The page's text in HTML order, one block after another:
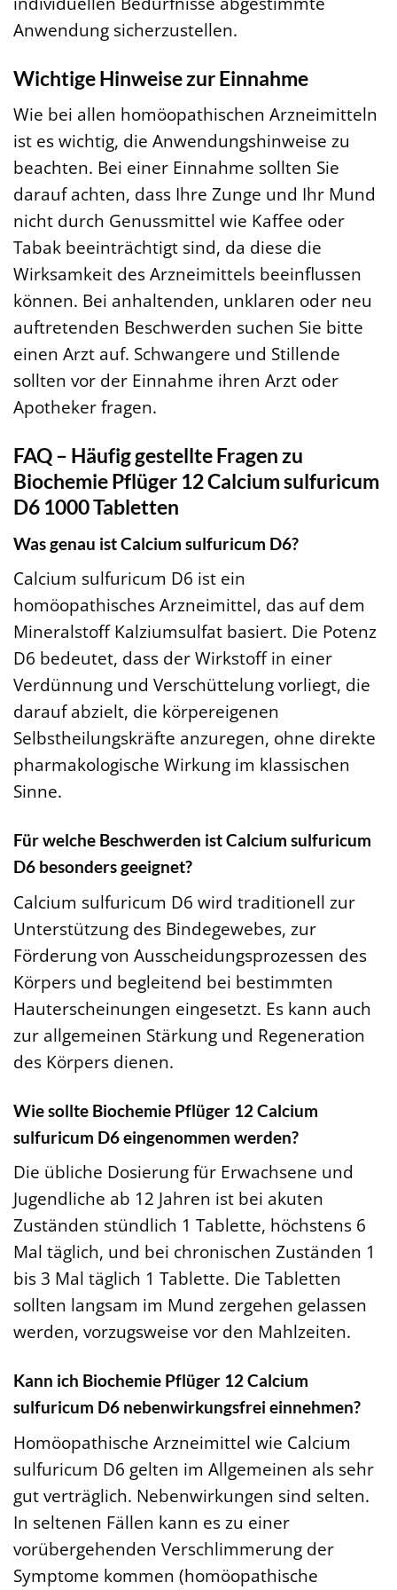
Anwendung sicherzustellen.
Wichtige Hinweise zur Einnahme
Wie bei allen homöopathischen Arzneimitteln
ist es wichtig, die Anwendungshinweise zu
beachten. Bei einer Einnahme sollten Sie
darauf achten, dass Ihre Zunge und Ihr Mund
nicht durch Genussmittel wie Kaffee oder
Tabak beeinträchtigt sind, da diese die
Wirksamkeit des Arzneimittels beeinflussen
können. Bei anhaltenden, unklaren oder neu
auftretenden Beschwerden suchen Sie bitte
einen Arzt auf. Schwangere und Stillende
sollten vor der Einnahme ihren Arzt oder
Apotheker fragen.
FAQ – Häufig gestellte Fragen zu
Biochemie Pflüger 12 Calcium sulfuricum
D6 1000 Tabletten
Was genau ist Calcium sulfuricum D6?
Calcium sulfuricum D6 ist ein
homöopathisches Arzneimittel, das auf dem
Mineralstoff Kalziumsulfat basiert. Die Potenz
D6 bedeutet, dass der Wirkstoff in einer
Verdünnung und Verschüttelung vorliegt, die
darauf abzielt, die körpereigenen
Selbstheilungskräfte anzuregen, ohne direkte
pharmakologische Wirkung im klassischen
Sinne.
Für welche Beschwerden ist Calcium sulfuricum
D6 besonders geeignet?
Calcium sulfuricum D6 wird traditionell zur
Unterstützung des Bindegewebes, zur
Förderung von Ausscheidungsprozessen des
Körpers und begleitend bei bestimmten
Hauterscheinungen eingesetzt. Es kann auch
zur allgemeinen Stärkung und Regeneration
des Körpers dienen.
Wie sollte Biochemie Pflüger 12 Calcium
sulfuricum D6 eingenommen werden?
Die übliche Dosierung für Erwachsene und
Jugendliche ab 12 Jahren ist bei akuten
Zuständen stündlich 1 Tablette, höchstens 6
Mal täglich, und bei chronischen Zuständen 1
bis 3 Mal täglich 1 Tablette. Die Tabletten
sollten langsam im Mund zergehen gelassen
werden, vorzugsweise vor den Mahlzeiten.
Kann ich Biochemie Pflüger 12 Calcium
sulfuricum D6 nebenwirkungsfrei einnehmen?
Homöopathische Arzneimittel wie Calcium
sulfuricum D6 gelten im Allgemeinen als sehr
gut verträglich. Nebenwirkungen sind selten.
In seltenen Fällen kann es zu einer
vorübergehenden Verschlimmerung der
Symptome kommen (homöopathische